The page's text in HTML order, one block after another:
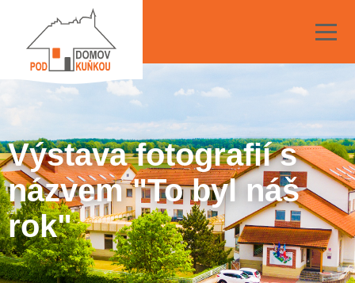
Výstava fotografií s
názvem "To byl náš
rok"